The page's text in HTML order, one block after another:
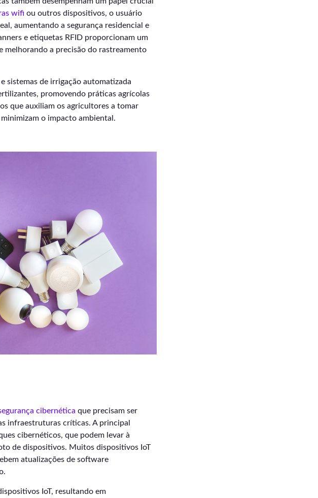
wifi ou outros dispositivos, o usuário
aumentando a segurança residencial e
e etiquetas RFID proporcionam um
melhorando a precisão do rastreamento
sistemas de irrigação automatizada
promovendo práticas agrícolas
que auxiliam os agricultores a tomar
o impacto ambiental.
cibernética que precisam ser
infraestruturas críticas. A principal
cibernéticos, que podem levar à
de dispositivos. Muitos dispositivos IoT
atualizações de software
IoT, resultando em